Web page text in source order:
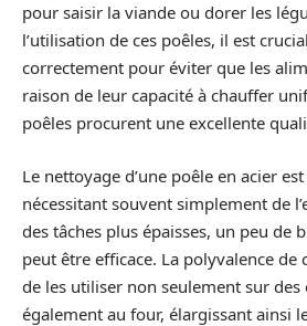
pour saisir la viande ou dorer les
l’utilisation de ces poêles, il est
correctement pour éviter que les
raison de leur capacité à chauffer
poêles procurent une excellente
Le nettoyage d’une poêle en acier
nécessitant souvent simplement de
des tâches plus épaisses, un peu de
peut être efficace. La polyvalence de
de les utiliser non seulement sur des
également au four, élargissant ainsi